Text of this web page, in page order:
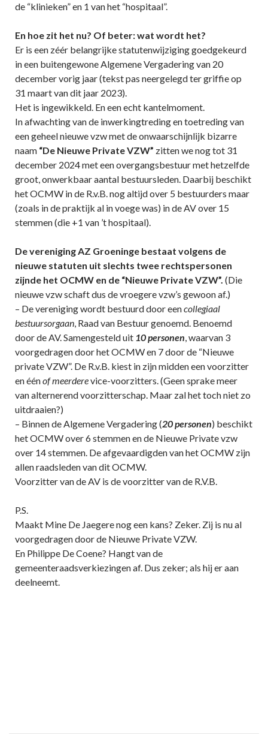
de “klinieken” en 1 van het “hospitaal”.
En hoe zit het nu? Of beter: wat wordt het?
Er is een zéér belangrijke statutenwijziging goedgekeurd
in een buitengewone Algemene Vergadering van 20
december vorig jaar (tekst pas neergelegd ter griffie op
31 maart van dit jaar 2023).
Het is ingewikkeld. En een echt kantelmoment.
In afwachting van de inwerkingtreding en toetreding van
een geheel nieuwe vzw met de onwaarschijnlijk bizarre
naam “De Nieuwe Private VZW” zitten we nog tot 31
december 2024 met een overgangsbestuur met hetzelfde
groot, onwerkbaar aantal bestuursleden. Daarbij beschikt
het OCMW in de R.v.B. nog altijd over 5 bestuurders maar
(zoals in de praktijk al in voege was) in de AV over 15
stemmen (die +1 van ’t hospitaal).
De vereniging AZ Groeninge bestaat volgens de
nieuwe statuten uit slechts twee rechtspersonen
zijnde het OCMW en de “Nieuwe Private VZW”. (Die
nieuwe vzw schaft dus de vroegere vzw’s gewoon af.)
– De vereniging wordt bestuurd door eencollegiaal
bestuursorgaan, Raad van Bestuur genoemd. Benoemd
door de AV. Samengesteld uit 10 personen, waarvan 3
voorgedragen door het OCMW en 7 door de “Nieuwe
private VZW”. De R.v.B. kiest in zijn midden een voorzitter
en éénof meerderevice-voorzitters. (Geen sprake meer
van alternerend voorzitterschap. Maar zal het toch niet zo
uitdraaien?)
– Binnen de Algemene Vergadering (20 personen) beschikt
het OCMW over 6 stemmen en de Nieuwe Private vzw
over 14 stemmen. De afgevaardigden van het OCMW zijn
allen raadsleden van dit OCMW.
Voorzitter van de AV is de voorzitter van de R.V.B.
P.S.
Maakt Mine De Jaegere nog een kans? Zeker. Zij is nu al
voorgedragen door de Nieuwe Private VZW.
En Philippe De Coene? Hangt van de
gemeenteraadsverkiezingen af. Dus zeker; als hij er aan
deelneemt.